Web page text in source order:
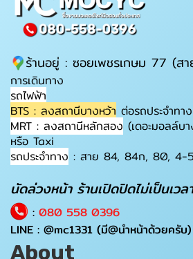
ร้านอยู่ : ซอยเพชรเกษม 77 (ส
การเดินทาง
รถไฟฟ้า
BTS : ลงสถานีบางหว้า ต่อรถประจำทา
MRT : ลงสถานีหลักสอง (เดอะมอลล์บ
หรือ Taxi
รถประจำทาง : สาย 84, 84ก, 80, 4-
นัดล่วงหน้า ร้านเปิดปิดไม่เป็นเวลา
: 080 558 0396
LINE : @mc1331 (มี@นำหน้าด้วยครับ)
About